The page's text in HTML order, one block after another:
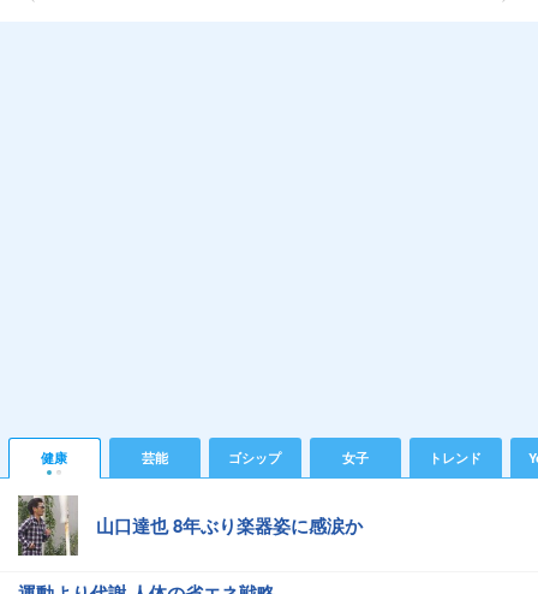
健康 芸能 ゴシップ 女子 トレンド
山口達也 8年ぶり楽器姿に感涙か